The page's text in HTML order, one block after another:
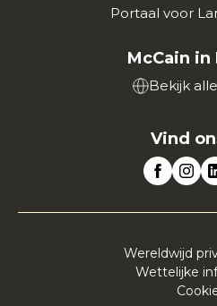
Portaal voor
McCain in
Bekijk
Vind
Wereldwijd
Wettelijke